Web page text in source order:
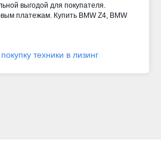
выгодой для покупателя.
платежам. Купить BMW Z4, BMW
техники в лизинг